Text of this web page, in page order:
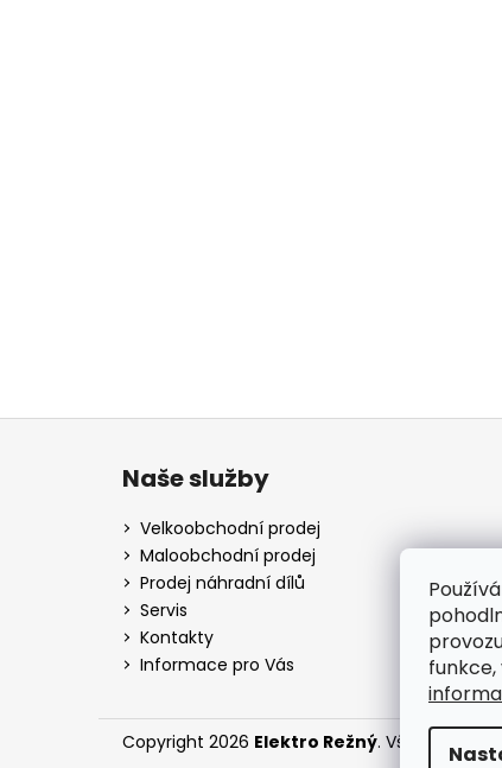
Z
Naše služby
Velkoobchodní prodej
Maloobchodní prodej
Prodej náhradní dílů
Servis
Kontakty
Informace pro Vás
Copyright 2026 Elektro Režný. Všechna